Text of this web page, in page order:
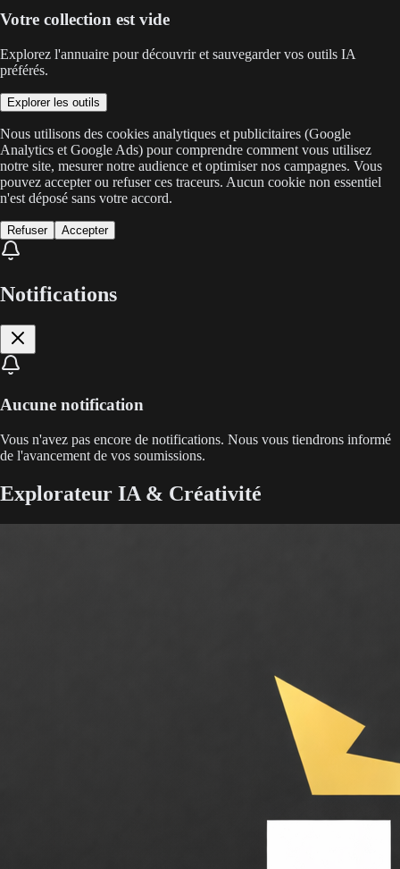
Votre collection est vide
Explorez l'annuaire pour découvrir et sauvegarder vos outils IA
préférés.
Explorer les outils
Nous utilisons des cookies analytiques et publicitaires (Google
Analytics et Google Ads) pour comprendre comment vous utilisez
notre site, mesurer notre audience et optimiser nos campagnes. Vous
pouvez accepter ou refuser ces traceurs. Aucun cookie non essentiel
n'est déposé sans votre accord.
Refuser Accepter
Notifications
Aucune notification
Vous n'avez pas encore de notifications. Nous vous tiendrons informé
de l'avancement de vos soumissions.
Explorateur IA & Créativité